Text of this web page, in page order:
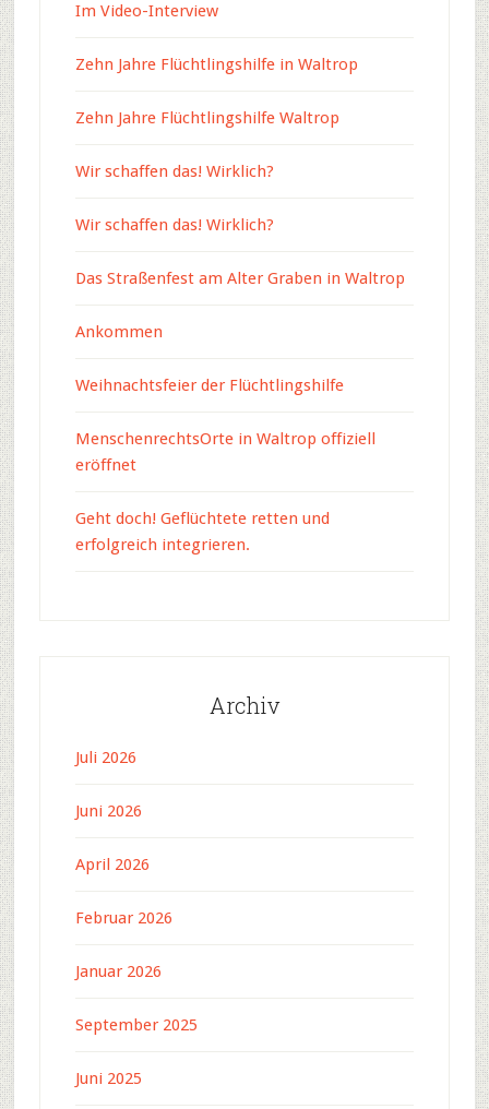
Im Video-Interview
Zehn Jahre Flüchtlingshilfe in Waltrop
Zehn Jahre Flüchtlingshilfe Waltrop
Wir schaffen das! Wirklich?
Wir schaffen das! Wirklich?
Das Straßenfest am Alter Graben in Waltrop
Ankommen
Weihnachtsfeier der Flüchtlingshilfe
MenschenrechtsOrte in Waltrop offiziell
eröffnet
Geht doch! Geflüchtete retten und
erfolgreich integrieren.
Archiv
Juli 2026
Juni 2026
April 2026
Februar 2026
Januar 2026
September 2025
Juni 2025